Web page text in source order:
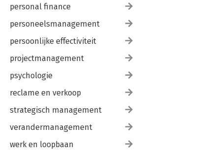
97. Dinand Woesthoff
98. Orlando Engelaar
99. Oumayma Elboumeshouli
100. Jay-Way
personal finance
personeelsmanagement
persoonlijke effectiviteit
projectmanagement
psychologie
reclame en verkoop
strategisch management
verandermanagement
werk en loopbaan